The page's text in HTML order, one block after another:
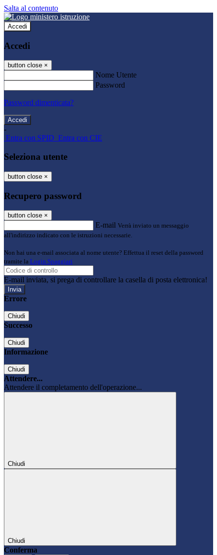
Salta al contenuto
Accedi
Accedi
button close ×
Nome Utente
Password
Password dimenticata?
-
Entra con SPID Entra con CIE
Seleziona utente
button close ×
Recupero password
button close ×
E-mail Verrà inviato un messaggio
all'indirizzo indicato con le istruzioni necessarie.
Non hai una e-mail associata al nome utente? Effettua il reset della password
tramite la Login Spaggiari
E-mail inviata, si prega di controllare la casella di posta elettronica!
Errore
Chiudi
Successo
Chiudi
Informazione
Chiudi
Attendere...
Attendere il completamento dell'operazione...
Chiudi
Chiudi
Conferma